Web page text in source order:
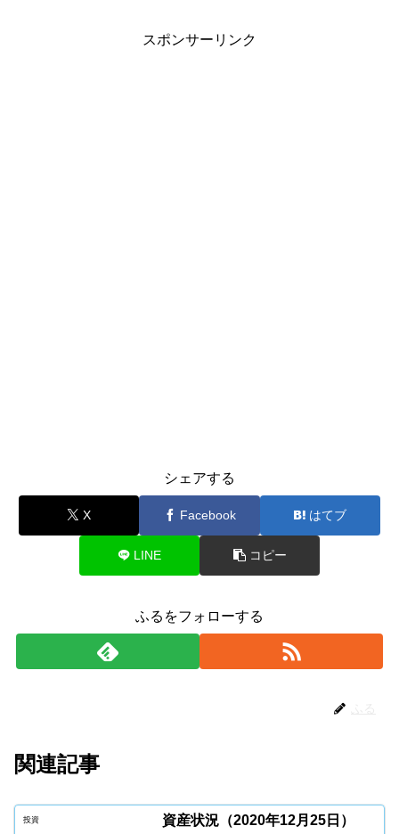
スポンサーリンク
シェアする
X Facebook はてブ
LINE コピー
ふるをフォローする
関連記事
投資 資産状況（2020年12月25日）